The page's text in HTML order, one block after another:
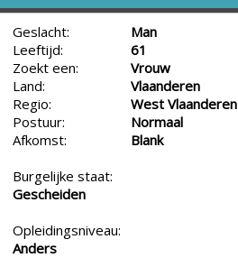
Geslacht:
Man
Leeftijd:
61
Zoekt een:
Vrouw
Land:
Vlaanderen
Regio:
West Vlaanderen
Postuur:
Normaal
Afkomst:
Blank
Burgelijke staat:
Gescheiden
Opleidingsniveau:
Anders